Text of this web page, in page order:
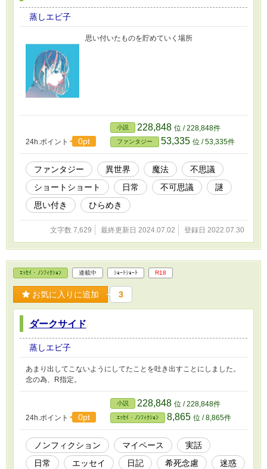
蒸しエビ子
思い付いたものを貯めていく場所
24h.ポイント 0pt
小説 228,848 位 / 228,848件
ファンタジー 53,335 位 / 53,335件
ファンタジー 異世界 魔法
不思議
ショートショート
日常 不可思議
謎
思い付き
ひらめき
文字数 7,629 最終更新日 2024.07.02 登録日 2022.07.30
ｴｯｾｲ・ﾉﾝﾌｨｸｼｮﾝ 連載中 ｼｮｰﾄｼｮｰﾄ R18
お気に入りに追加 3
ダークサイド
蒸しエビ子
あまり出してこないようにしてたことを吐き出すことにしました。
念の為、R指定。
24h.ポイント 0pt
小説 228,848 位 / 228,848件
ｴｯｾｲ・ﾉﾝﾌｨｸｼｮﾝ 8,865 位 / 8,865件
ノンフィクション マイペース
実話
日常
エッセイ 日記 希死念慮
迷惑